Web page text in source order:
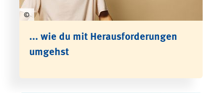
©
... wie du mit Herausforderungen
umgehst